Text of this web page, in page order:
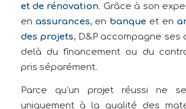
et de rénovation. Grâce à son
en assurances, en banque et en
des projets, D&P accompagne ses
delà du financement ou du
pris séparément.
Parce qu’un projet réussi ne
uniquement à la qualité des